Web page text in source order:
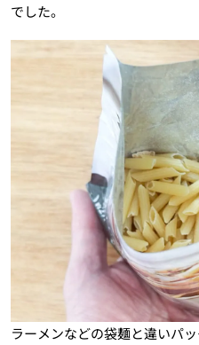
でした。
ラーメンなどの袋麺と違いパ